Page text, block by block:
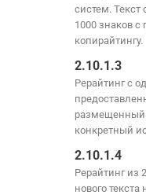
систем.
1000 знаков с
копирайтингу.
2.10.1.3
Рерайтинг с
размещенный
конкретный
2.10.1.4
Рерайтинг из
нового